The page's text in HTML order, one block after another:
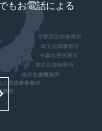
もお電話による